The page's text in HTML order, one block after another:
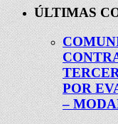
ÚLTIMAS
POR
–